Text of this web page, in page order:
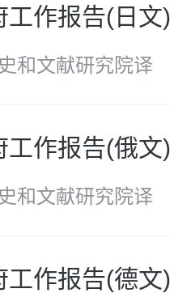
工作报告(日文)
和文献研究院译
工作报告(俄文)
和文献研究院译
工作报告(德文)